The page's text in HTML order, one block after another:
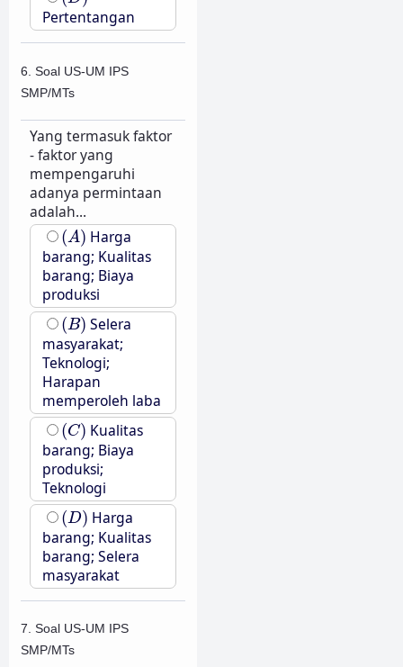
Pertentangan
6. Soal US-UM IPS
SMP/MTs
Yang termasuk faktor
- faktor yang
mempengaruhi
adanya permintaan
adalah...
(A)
(A) Harga
barang; Kualitas
barang; Biaya
produksi
(B)
(B) Selera
masyarakat;
Teknologi;
Harapan
memperoleh laba
(C)
(C) Kualitas
barang; Biaya
produksi;
Teknologi
(D)
(D) Harga
barang; Kualitas
barang; Selera
masyarakat
7. Soal US-UM IPS
SMP/MTs